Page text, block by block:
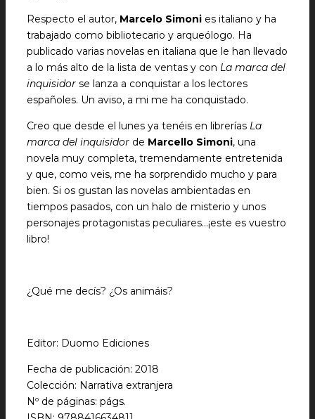
Respecto el autor, Marcelo Simoni es italiano y ha
trabajado como bibliotecario y arqueólogo. Ha
publicado varias novelas en italiana que le han llevado
a lo más alto de la lista de ventas y con La marca del
inquisidor se lanza a conquistar a los lectores
españoles. Un aviso, a mi me ha conquistado.
Creo que desde el lunes ya tenéis en librerías La
marca del inquisidor de Marcello Simoni, una
novela muy completa, tremendamente entretenida
y que, como veis, me ha sorprendido mucho y para
bien. Si os gustan las novelas ambientadas en
tiempos pasados, con un halo de misterio y unos
personajes protagonistas peculiares…¡este es vuestro
libro!
¿Qué me decís? ¿Os animáis?
Editor: Duomo Ediciones
Fecha de publicación: 2018
Colección: Narrativa extranjera
Nº de páginas: págs.